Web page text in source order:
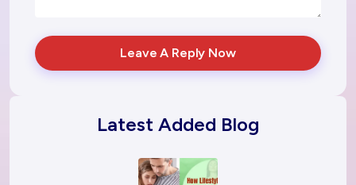
Leave A Reply Now
Latest Added Blog